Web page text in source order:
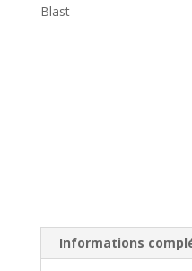
Blast
Informations